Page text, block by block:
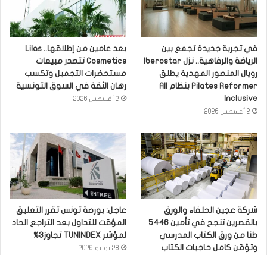
في تجربة جديدة تجمع بين
رويال المنصور المهدية يطلق
Pilates Reformer بنظام All
Inclusive
2 أغسطس 2026
بعد عامين من إطلاقها.. Lilas
Cosmetics تتصدر مبيعات
مستحضرات التجميل وتكسب
رهان الثقة في السوق التونسية
2 أغسطس 2026
شركة عجين الحلفاء والورق
بالقصرين تنجح في تأمين 5446
طنا من ورق الكتاب المدرسي
وتؤمّن كامل حاجيات الكتاب
عاجل: بورصة تونس تقرر التعليق
المؤقت للتداول بعد التراجع الحاد
لمؤشر TUNINDEX تجاوز3%
28 يوليو 2026